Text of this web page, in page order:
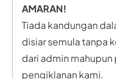
AMARAN!
Tiada kandungan
disiar semula tanpa
dari admin mahupun
pengiklanan kami.